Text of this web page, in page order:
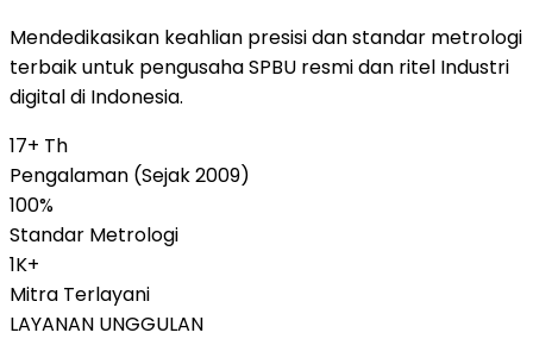
Mendedikasikan keahlian presisi dan standar metrologi
terbaik untuk pengusaha SPBU resmi dan ritel Industri
digital di Indonesia.
17+ Th
Pengalaman (Sejak 2009)
100%
Standar Metrologi
1K+
Mitra Terlayani
LAYANAN UNGGULAN